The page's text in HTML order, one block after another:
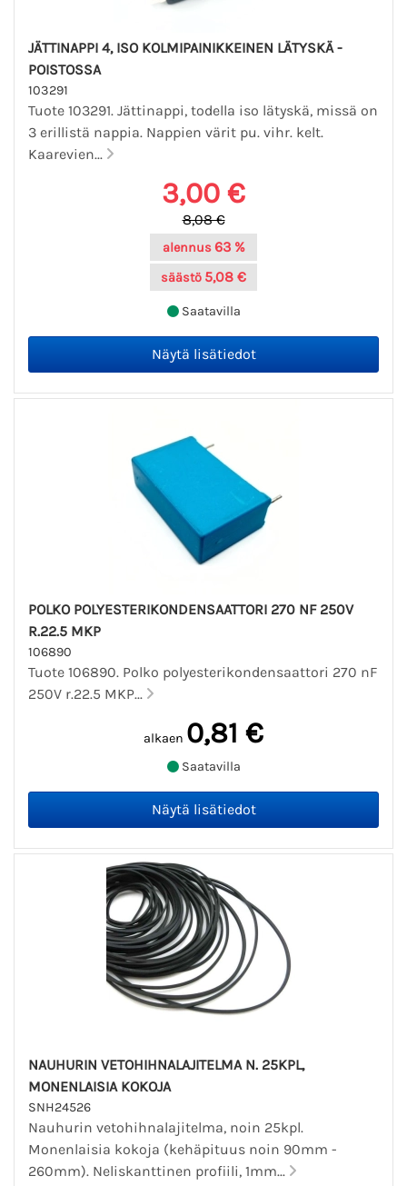
JÄTTINAPPI 4, ISO KOLMIPAINIKKEINEN LÄTYSKÄ -
POISTOSSA
103291
Tuote 103291. Jättinappi, todella iso lätyskä, missä on
3 erillistä nappia. Nappien värit pu. vihr. kelt.
Kaarevien...
3,00 €
8,08 €
alennus 63 %
säästö 5,08 €
Saatavilla
POLKO POLYESTERIKONDENSAATTORI 270 NF 250V
R.22.5 MKP
106890
Tuote 106890. Polko polyesterikondensaattori 270 nF
250V r.22.5 MKP...
alkaen 0,81 €
Saatavilla
NAUHURIN VETOHIHNALAJITELMA N. 25KPL,
MONENLAISIA KOKOJA
SNH24526
Nauhurin vetohihnalajitelma, noin 25kpl.
Monenlaisia kokoja (kehäpituus noin 90mm -
260mm). Neliskanttinen profiili, 1mm...